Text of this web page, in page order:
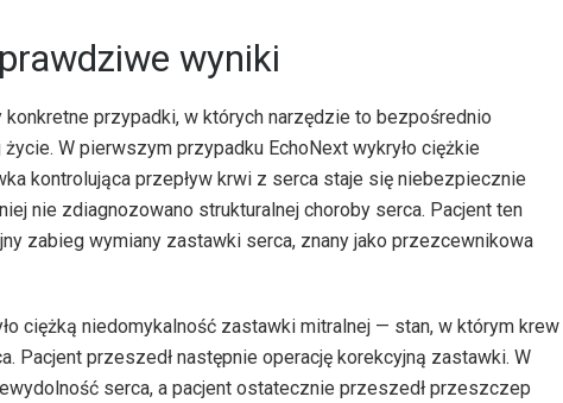
wyniki
przypadki, w których narzędzie to bezpośrednio
W pierwszym przypadku EchoNext wykryło ciężkie
kontrolująca przepływ krwi z serca staje się niebezpiecznie
nie zdiagnozowano strukturalnej choroby serca. Pacjent ten
zabieg wymiany zastawki serca, znany jako przezcewnikowa
ciężką niedomykalność zastawki mitralnej — stan, w którym krew
Pacjent przeszedł następnie operację korekcyjną zastawki. W
serca, a pacjent ostatecznie przeszedł przeszczep